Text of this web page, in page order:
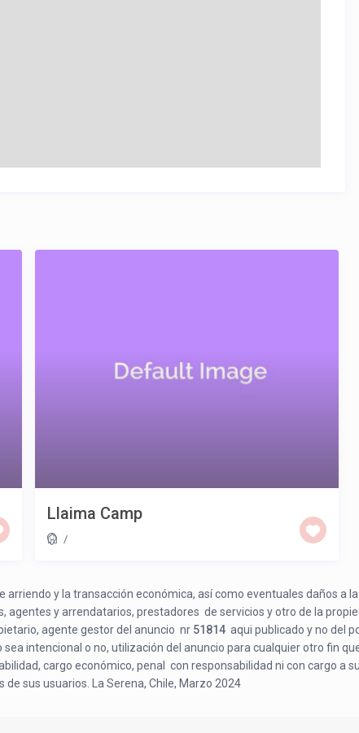
Llaima Camp
/
arriendo y la transacción económica, así como eventuales daños a
y arrendatarios, prestadores de servicios y otro de la
agente gestor del anuncio nr 51814 aqui publicado y no del
sea intencional o no, utilización del anuncio para cualquier otro fin
cargo económico, penal con responsabilidad ni con cargo a
sus usuarios. La Serena, Chile, Marzo 2024